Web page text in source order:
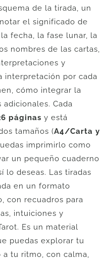
de la tirada, un
el significado de
fecha, la fase lunar, la
nombres de las cartas,
y
interpretación por cada
cómo integrar la
Cada
páginas y está
tamaños (A4/Carta y
imprimirlo como
un pequeño cuaderno
lo deseas. Las tiradas
en un formato
con recuadros para
intuiciones y
Es un material
puedas explorar tu
a tu ritmo, con calma,